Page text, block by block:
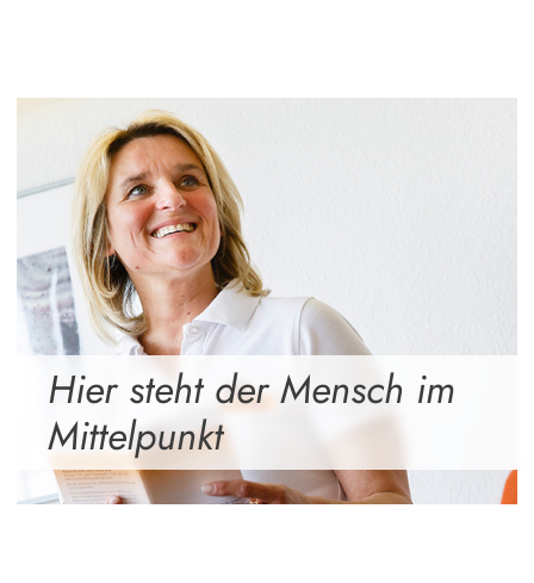
Hier steht der Mensch im
Mittelpunkt